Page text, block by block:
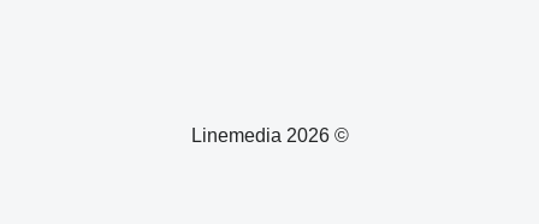
© 2026 Linemedia